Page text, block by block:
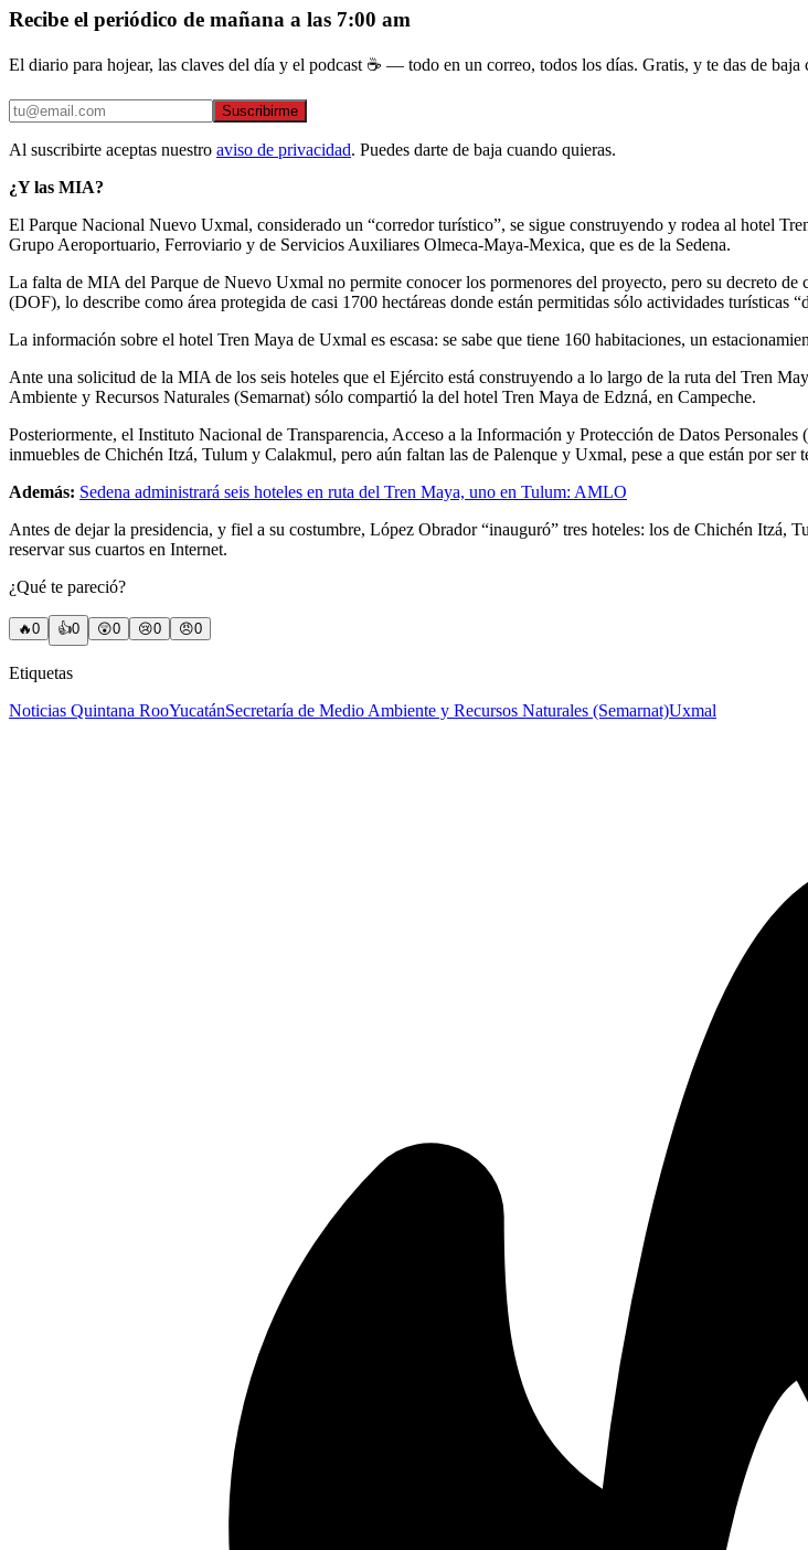
Recibe el periódico de mañana a las 7:00 am
El diario para hojear, las claves del día y el podcast ☕ — todo en un correo, todos los días. Gratis, y te das de baja
Suscribirme
Al suscribirte aceptas nuestro aviso de privacidad. Puedes darte de baja cuando quieras.
¿Y las MIA?
El Parque Nacional Nuevo Uxmal, considerado un “corredor turístico”, se sigue construyendo y rodea al hotel
Grupo Aeroportuario, Ferroviario y de Servicios Auxiliares Olmeca-Maya-Mexica, que es de la Sedena.
La falta de MIA del Parque de Nuevo Uxmal no permite conocer los pormenores del proyecto, pero su decreto
(DOF), lo describe como área protegida de casi 1700 hectáreas donde están permitidas sólo actividades turísticas
La información sobre el hotel Tren Maya de Uxmal es escasa: se sabe que tiene 160 habitaciones, un
Ante una solicitud de la MIA de los seis hoteles que el Ejército está construyendo a lo largo de la ruta del Tren
Ambiente y Recursos Naturales (Semarnat) sólo compartió la del hotel Tren Maya de Edzná, en Campeche.
Posteriormente, el Instituto Nacional de Transparencia, Acceso a la Información y Protección de Datos
inmuebles de Chichén Itzá, Tulum y Calakmul, pero aún faltan las de Palenque y Uxmal, pese a que están por ser
Además: Sedena administrará seis hoteles en ruta del Tren Maya, uno en Tulum: AMLO
Antes de dejar la presidencia, y fiel a su costumbre, López Obrador “inauguró” tres hoteles: los de Chichén Itzá,
reservar sus cuartos en Internet.
¿Qué te pareció?
🔥0 👍0 😲0 😢0 😠0
Etiquetas
Noticias Quintana RooYucatánSecretaría de Medio Ambiente y Recursos Naturales (Semarnat)Uxmal